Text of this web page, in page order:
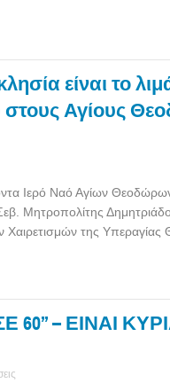
είναι το
στους Αγίους
Ιερό Ναό Αγίων
Μητροπολίτης
Χαιρετισμών της Υπεραγίας
– ΕΙΝΑΙ